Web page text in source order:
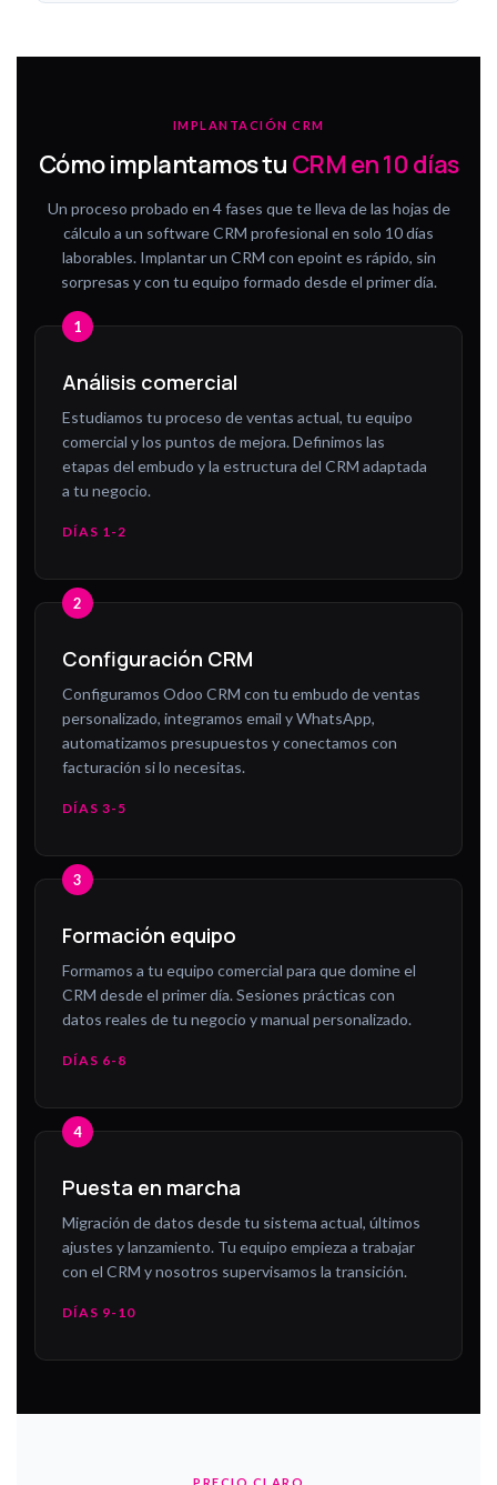
IMPLANTACIÓN CRM
Cómo implantamos tu CRM en 10 días
Un proceso probado en 4 fases que te lleva de las hojas de
cálculo a un software CRM profesional en solo 10 días
laborables. Implantar un CRM con epoint es rápido, sin
sorpresas y con tu equipo formado desde el primer día.
Análisis comercial
Estudiamos tu proceso de ventas actual, tu equipo
comercial y los puntos de mejora. Definimos las
etapas del embudo y la estructura del CRM adaptada
a tu negocio.
DÍAS 1-2
Configuración CRM
Configuramos Odoo CRM con tu embudo de ventas
personalizado, integramos email y WhatsApp,
automatizamos presupuestos y conectamos con
facturación si lo necesitas.
DÍAS 3-5
Formación equipo
Formamos a tu equipo comercial para que domine el
CRM desde el primer día. Sesiones prácticas con
datos reales de tu negocio y manual personalizado.
DÍAS 6-8
Puesta en marcha
Migración de datos desde tu sistema actual, últimos
ajustes y lanzamiento. Tu equipo empieza a trabajar
con el CRM y nosotros supervisamos la transición.
DÍAS 9-10